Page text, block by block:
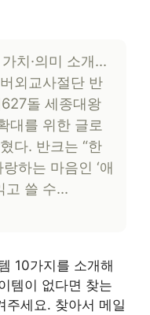
치·의미 소개…
외교사절단 반
돌 세종대왕
대를 위한 글로
다. 반크는 “한
하는 마음인 ‘애
고 쓸 수…
10가지를 소개해
템이 없다면 찾는
주세요. 찾아서 메일